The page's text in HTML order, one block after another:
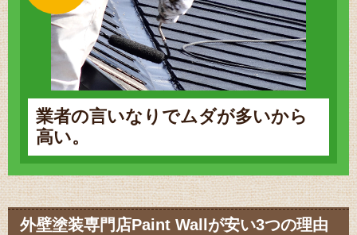
業者の言いなりでムダが多いから
高い。
外壁塗装専門店Paint Wallが安い3つの理由